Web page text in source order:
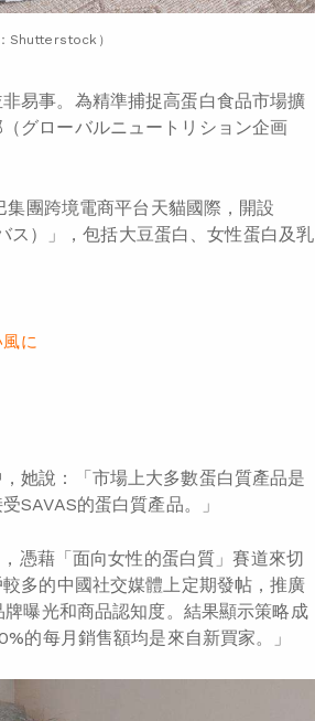
Shutterstock）
易事。為精準捕捉高蛋白食品市場擴
グローバルニュートリション企画
團跨境電商平台天貓國際，開設
ス）」，包括大豆蛋白、女性蛋白及乳
に
她說：「市場上大多數蛋白質產品是
SAVAS的蛋白質產品。」
憑藉「面向女性的蛋白質」賽道來切
多的中國社交媒體上定期發帖，推廣
曝光和商品認知度。結果顯示策略成
的每月銷售額均是來自新買家。」